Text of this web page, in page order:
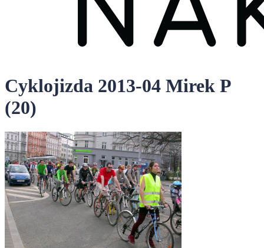
Cyklojizda 2013-04 Mirek P
(20)